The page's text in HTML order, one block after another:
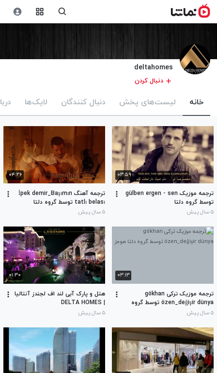
deltahomes
دنبال کردن
خانه لیست‌های پخش دنبال کنندگان لایک‌ها
۰۳:۵۹
ترجمه موزیک gülben ergen - sen
توسط گروه دلتا
۵ سال پیش
۰۴:۲۶
ترجمه آهنگ İpek demir_Başımın
tatlı belası توسط گروه دلتا
۵ سال پیش
۰۳:۱۳
ترجمه موزیک ترکى gökhan
özen_değişir dünya توسط گروه
دلتا هومز
۵ سال پیش
۰۱:۳۰
هتل و پارک آبی لند اف لجندز آنتالیا
۵ سال پیش